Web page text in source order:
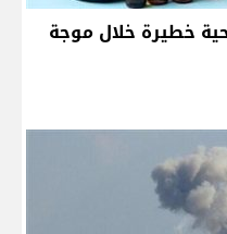
خطيرة خلال موجة